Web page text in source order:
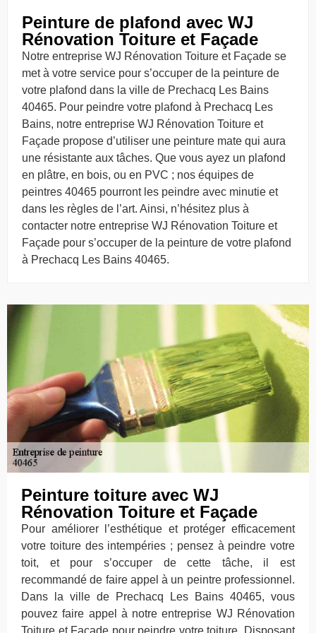
Peinture de plafond avec WJ
Rénovation Toiture et Façade
Notre entreprise WJ Rénovation Toiture et Façade se
met à votre service pour s’occuper de la peinture de
votre plafond dans la ville de Prechacq Les Bains
40465. Pour peindre votre plafond à Prechacq Les
Bains, notre entreprise WJ Rénovation Toiture et
Façade propose d’utiliser une peinture mate qui aura
une résistante aux tâches. Que vous ayez un plafond
en plâtre, en bois, ou en PVC ; nos équipes de
peintres 40465 pourront les peindre avec minutie et
dans les règles de l’art. Ainsi, n’hésitez plus à
contacter notre entreprise WJ Rénovation Toiture et
Façade pour s’occuper de la peinture de votre plafond
à Prechacq Les Bains 40465.
Peinture toiture avec WJ
Rénovation Toiture et Façade
Pour améliorer l’esthétique et protéger efficacement
votre toiture des intempéries ; pensez à peindre votre
toit, et pour s’occuper de cette tâche, il est
recommandé de faire appel à un peintre professionnel.
Dans la ville de Prechacq Les Bains 40465, vous
pouvez faire appel à notre entreprise WJ Rénovation
Toiture et Façade pour peindre votre toiture. Disposant